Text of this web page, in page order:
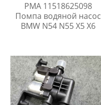
PMA 11518625098
Помпа водяной насос
BMW N54 N55 X5 X6